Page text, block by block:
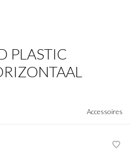
PLASTIC
Accessoires